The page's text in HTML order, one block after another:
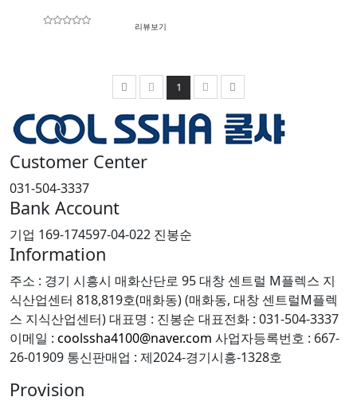
리뷰보기
1
Customer Center
031-504-3337
Bank Account
기업 169-174597-04-022 진봉순
Information
주소 : 경기 시흥시 매화산단로 95 대창 센트럴 M플렉스 지
식산업센터 818,819호(매화동) (매화동, 대창 센트럴M플렉
스 지식산업센터)대표명 : 진봉순 대표전화 : 031-504-3337
이메일 : coolssha4100@naver.com 사업자등록번호 : 667-
26-01909 통신판매업 : 제2024-경기시흥-1328호
Provision